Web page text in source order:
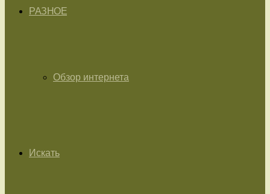
РАЗНОЕ
Обзор интернета
Искать